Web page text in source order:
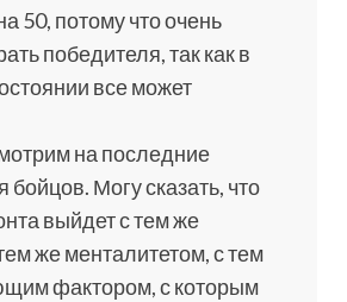
50, потому что очень
победителя, так как в
все может
на последние
бойцов. Могу сказать, что
выйдет с тем же
же менталитетом, с тем
фактором, с которым